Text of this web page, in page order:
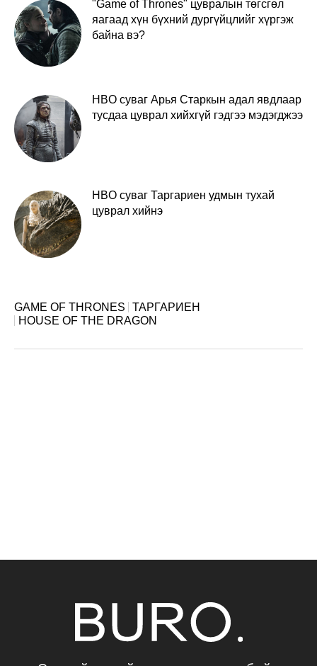
"Game of Thrones" цувралын төгсгөл
яагаад хүн бүхний дургүйцлийг хүргэж
байна вэ?
HBO суваг Арья Старкын адал явдлаар
тусдаа цуврал хийхгүй гэдгээ мэдэгджээ
HBO суваг Таргариен удмын тухай
цуврал хийнэ
GAME OF THRONES
ТАРГАРИЕН
HOUSE OF THE DRAGON